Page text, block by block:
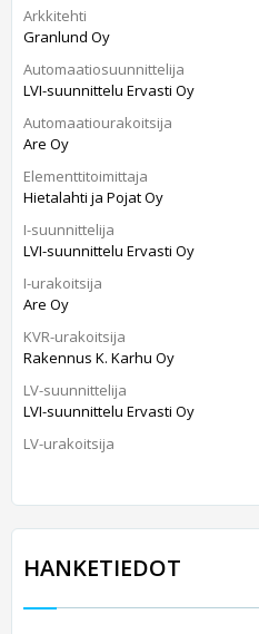
Arkkitehti
Granlund Oy
Automaatiosuunnittelija
LVI-suunnittelu Ervasti Oy
Automaatiourakoitsija
Are Oy
Elementtitoimittaja
Hietalahti ja Pojat Oy
I-suunnittelija
LVI-suunnittelu Ervasti Oy
I-urakoitsija
Are Oy
KVR-urakoitsija
Rakennus K. Karhu Oy
LV-suunnittelija
LVI-suunnittelu Ervasti Oy
LV-urakoitsija
HANKETIEDOT